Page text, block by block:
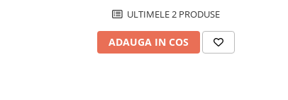
ULTIMELE 2 PRODUSE
ADAUGA IN COS